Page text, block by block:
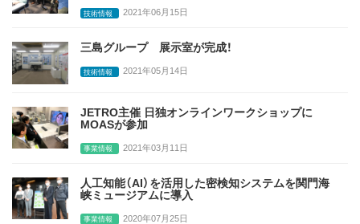
技術情報 2021年06月15日
三島グループ 展示室が完成！
技術情報 2021年05月14日
JETRO主催 日独オンラインワークショップに
MOASが参加
事業情報 2021年03月11日
人工知能（AI）を活用した密検知システムを関門海
峡ミュージアムに導入
事業情報 2020年07月25日